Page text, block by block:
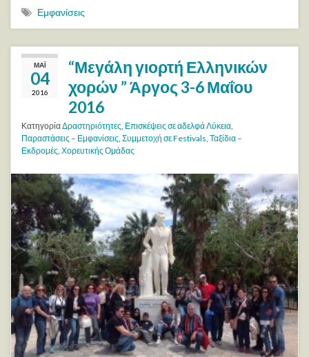
Εμφανίσεις
ΜΆΙ
04
2016
“Μεγάλη γιορτή Ελληνικών
χορών ” Άργος 3-6 Μαΐου
2016
ΚατηγορίαΔραστηριότητες, Επισκέψεις σε αδελφά Λύκεια,
Παραστάσεις – Εμφανίσεις, Συμμετοχή σε Festivals, Ταξίδια –
Εκδρομές, Χορευτικής Ομάδας